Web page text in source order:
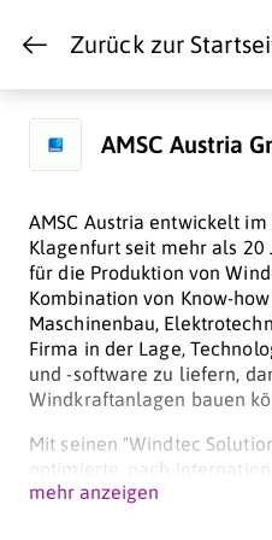
Zurück zur
AMSC Austria
AMSC Austria entwickelt
Klagenfurt seit mehr als 20
für die Produktion von
Kombination von Know-
Maschinenbau,
Firma in der Lage,
und -software zu liefern,
Windkraftanlagen bauen
Mit seinen "Windtec
optimierte, nach
und zertifizierte
mehr anzeigen